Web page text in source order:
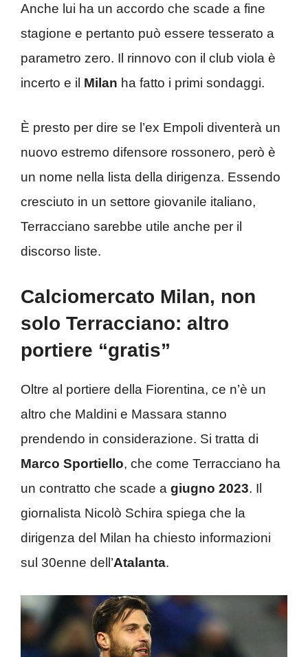
Anche lui ha un accordo che scade a fine
stagione e pertanto può essere tesserato a
parametro zero. Il rinnovo con il club viola è
incerto e il Milan ha fatto i primi sondaggi.
È presto per dire se l’ex Empoli diventerà un
nuovo estremo difensore rossonero, però è
un nome nella lista della dirigenza. Essendo
cresciuto in un settore giovanile italiano,
Terracciano sarebbe utile anche per il
discorso liste.
Calciomercato Milan, non
solo Terracciano: altro
portiere “gratis”
Oltre al portiere della Fiorentina, ce n’è un
altro che Maldini e Massara stanno
prendendo in considerazione. Si tratta di
Marco Sportiello, che come Terracciano ha
un contratto che scade a giugno 2023. Il
giornalista Nicolò Schira spiega che la
dirigenza del Milan ha chiesto informazioni
sul 30enne dell’Atalanta.